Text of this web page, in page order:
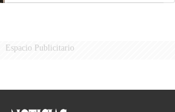
Espacio Publicitario